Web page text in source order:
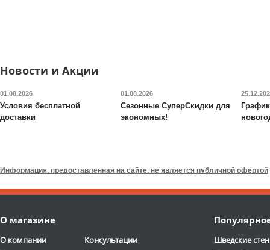
Новости и Акции
01.08.2026
Условия бесплатной
доставки
01.08.2026
Сезонные СуперСкидки для
экономных!
Информация, предоставленная на сайте, не является публичной офертой
О магазине
О компании
Консультации
Шведские